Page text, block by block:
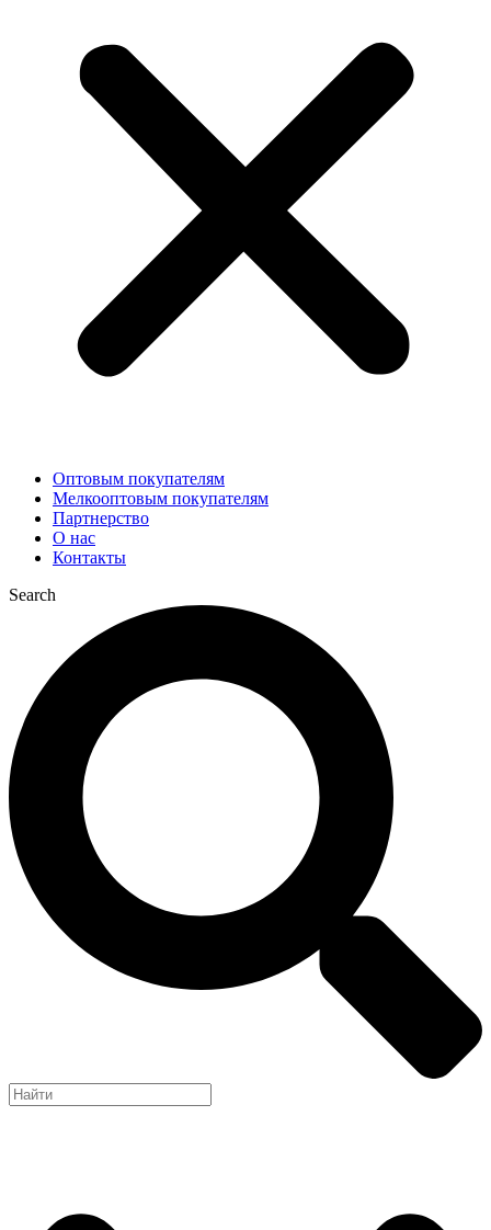
Оптовым покупателям
Мелкооптовым покупателям
Партнерство
О нас
Контакты
Search